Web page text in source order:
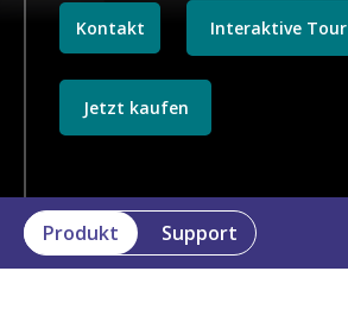
Kontakt Interaktive Tour
Jetzt kaufen
Produkt Support